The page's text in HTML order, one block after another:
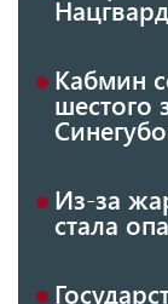
Кабмин
шестого
Из-за
стала